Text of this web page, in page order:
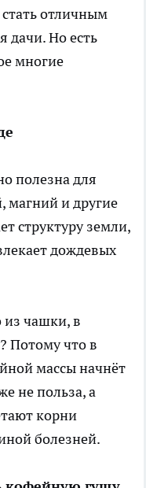
отличным
дачи. Но есть
многие
полезна для
магний и другие
структуру земли,
дождевых
из чашки, в
Потому что в
массы начнёт
не польза, а
корни
болезней.